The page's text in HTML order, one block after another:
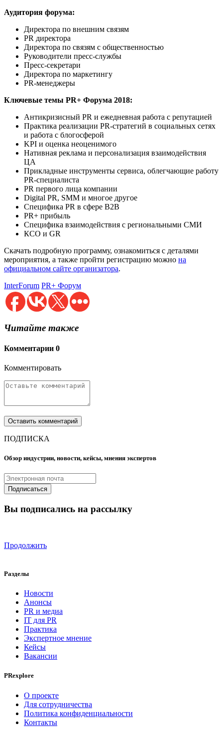
Аудитория форума:
Директора по внешним связям
PR директора
Директора по связям с общественностью
Руководители пресс-службы
Пресс-секретари
Директора по маркетингу
PR-менеджеры
Ключевые темы PR+ Форума 2018:
Антикризисный PR и ежедневная работа с репутацией
Практика реализации PR-стратегий в социальных сетях
и работа с блогосферой
KPI и оценка неоценимого
Нативная реклама и персонализация взаимодействия
ЦА
Прикладные инструменты сервиса, облегчающие работу
PR-специалиста
PR первого лица компании
Digital PR, SMM и многое другое
Специфика PR в сфере B2B
PR+ прибыль
Специфика взаимодействия с региональными СМИ
КСО и GR
Скачать подробную программу, ознакомиться с деталями
мероприятия, а также пройти регистрацию можно на
официальном сайте организатора.
InterForum PR+ Форум
Читайте также
Комментарии 0
Комментировать
ПОДПИСКА
Обзор индустрии, новости, кейсы, мнения экспертов
Вы подписались на рассылку
Продолжить
Разделы
Новости
Анонсы
PR и медиа
IT для PR
Практика
Экспертное мнение
Кейсы
Вакансии
PRexplore
О проекте
Для сотрудничества
Политика конфиденциальности
Контакты